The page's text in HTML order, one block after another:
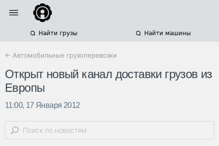
Найти грузы Найти машины
← Автомобильные грузоперевозки
Открыт новый канал доставки грузов из
Европы
11:00, 17 Января 2012